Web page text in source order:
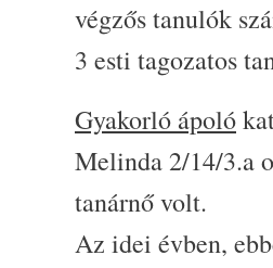
végzős tanulók
3 esti tagozatos
Gyakorló ápoló
Melinda 2/14/3.a
tanárnő volt.
Az idei évben,